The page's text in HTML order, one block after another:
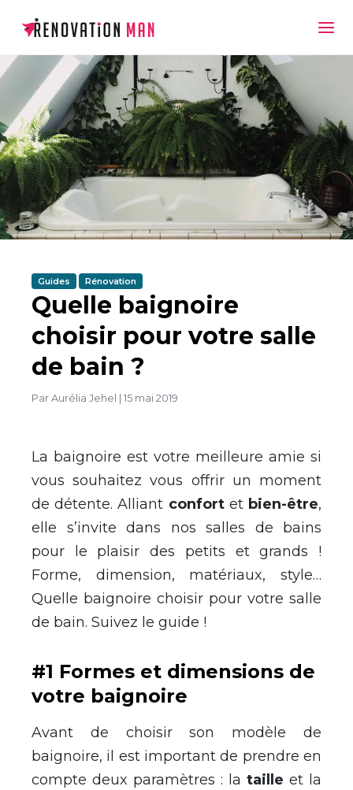
Guides Rénovation
Quelle baignoire
choisir pour votre salle
de bain ?
Par Aurélia Jehel 15 mai 2019
La baignoire est votre meilleure amie si
vous souhaitez vous offrir un moment
de détente. Alliant confortet bien-être,
elle s’invite dans nos salles de bains
pour le plaisir des petits et grands !
Forme, dimension, matériaux, style…
Quelle baignoire choisir pour votre salle
de bain. Suivez le guide !
#1 Formes et dimensions de
votre baignoire
Avant de choisir son modèle de
baignoire, il est important de prendre en
compte deux paramètres : la taille et la